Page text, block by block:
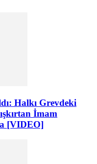
Halkı Grevdeki
İmam
[VIDEO]